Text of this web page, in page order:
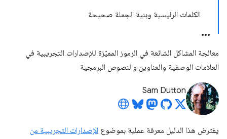
الكلمات الرئيسية وبنية الجملة صحيحة
معالجة المشاكل الشائعة في الرموز المميّزة للإصدارات التجريبية في
العلامات الوصفية والعناوين والنصوص البرمجية
Sam Dutton
يفترض هذا الدليل معرفة عملية بموضوع الإصدارات التجريبية من